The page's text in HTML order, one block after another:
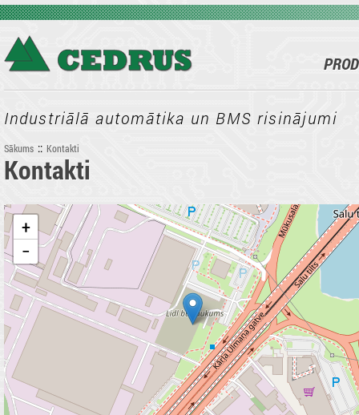
Pārlekt uz galveno saturu
Industriālā automātika un BMS risinājumi
Jūs atrodaties šeit
Sākums :: Kontakti
Kontakti
+
−